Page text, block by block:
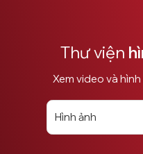
Thư viện
Xem video và hình